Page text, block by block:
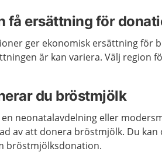
få ersättning för
ger ekonomisk ersättning för
är kan variera. Välj region
du bröstmjölk
neonatalavdelning eller
av att donera bröstmjölk. Du
bröstmjölksdonation.